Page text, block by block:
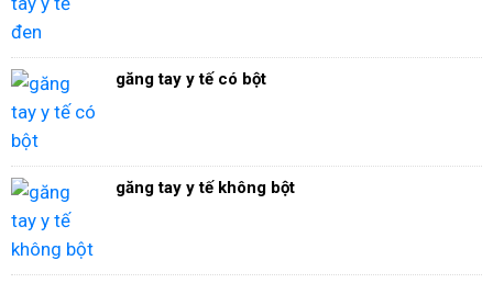
găng tay y tế có bột
găng tay y tế không bột